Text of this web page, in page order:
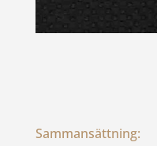
Sammansättning: